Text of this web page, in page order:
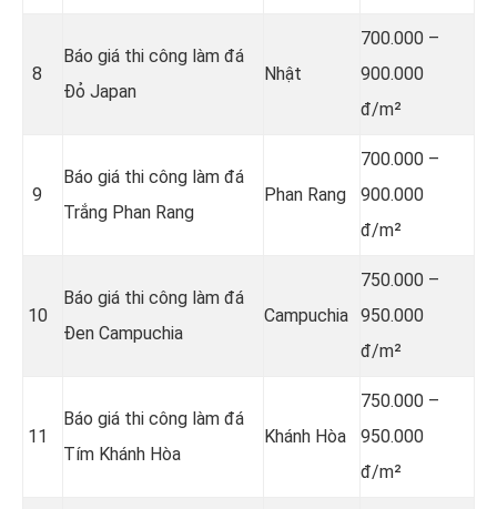
8
Báo giá thi công làm đá
Đỏ Japan
Nhật
700.000 –
900.000
đ/m²
9
Báo giá thi công làm đá
Trắng Phan Rang
Phan Rang
700.000 –
900.000
đ/m²
10
Báo giá thi công làm đá
Đen Campuchia
Campuchia
750.000 –
950.000
đ/m²
11
Báo giá thi công làm đá
Tím Khánh Hòa
Khánh Hòa
750.000 –
950.000
đ/m²